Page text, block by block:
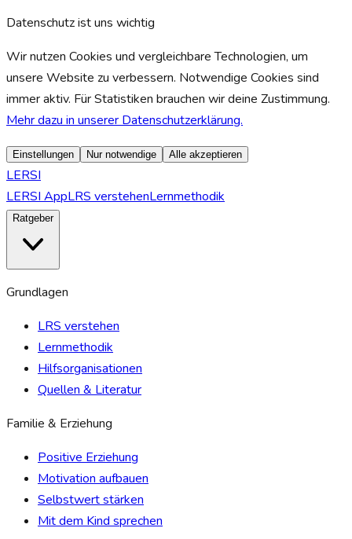
Datenschutz ist uns wichtig
Wir nutzen Cookies und vergleichbare Technologien, um
unsere Website zu verbessern. Notwendige Cookies sind
immer aktiv. Für Statistiken brauchen wir deine Zustimmung.
Mehr dazu in unserer Datenschutzerklärung.
Einstellungen Nur notwendige Alle akzeptieren
LERSI
LERSI AppLRS verstehenLernmethodik
Ratgeber
Grundlagen
LRS verstehen
Lernmethodik
Hilfsorganisationen
Quellen & Literatur
Familie & Erziehung
Positive Erziehung
Motivation aufbauen
Selbstwert stärken
Mit dem Kind sprechen